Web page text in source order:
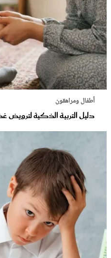
أطفال ومراهقون
دليل التربية الذكية